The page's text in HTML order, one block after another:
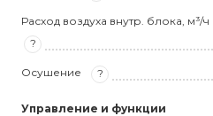
Расход воздуха внутр. блока, м³/ч
?
Осушение ?
Управление и функции